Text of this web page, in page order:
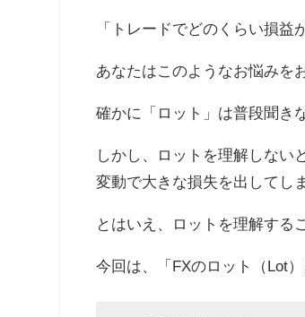
「トレードでどのくらい損益
あなたはこのようなお悩みを
確かに「ロット」は普段聞き
しかし、ロットを理解しない
変動で大きな損失を出してし
とはいえ、ロットを理解する
今回は、「FXのロット（Lot